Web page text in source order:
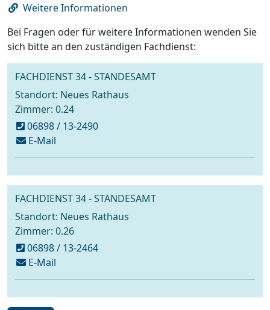
Weitere Informationen
Bei Fragen oder für weitere Informationen wenden Sie
sich bitte an den zuständigen Fachdienst:
FACHDIENST 34 - STANDESAMT
Standort: Neues Rathaus
Zimmer: 0.24
06898 / 13-2490
E-Mailschreiben
an
FACHDIENST 34 - STANDESAMT
Standort: Neues Rathaus
Zimmer: 0.26
06898 / 13-2464
E-Mailschreiben
an